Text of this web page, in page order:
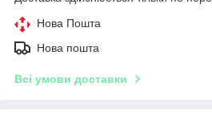
Нова Пошта
Нова пошта
Всі умови доставки